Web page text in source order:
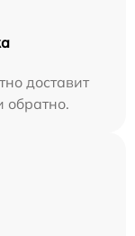
доставит
обратно.